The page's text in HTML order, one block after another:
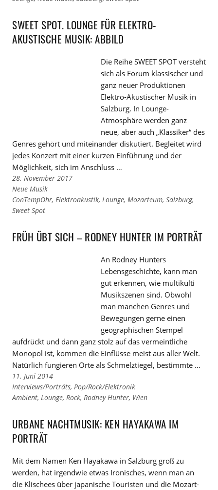
Kategorien
den
Tags
SWEET SPOT. LOUNGE FÜR ELEKTRO-
AKUSTISCHE MUSIK: ABBILD
Die Reihe SWEET SPOT versteht
sich als Forum klassischer und
ganz neuer Produktionen
Elektro-Akustischer Musik in
Salzburg. In Lounge-
Atmosphäre werden ganz
neue, aber auch „Klassiker“ des
Genres gehört und miteinander diskutiert. Begleitet wird
jedes Konzert mit einer kurzen Einführung und der
Möglichkeit, sich im Anschluss …
28. November 2017
Links
zu
den
Neue Musik
Links
zu
Tags
ConTempOhr, Elektroakustik, Lounge, Mozarteum, Salzburg,
Sweet Spot
FRÜH ÜBT SICH – RODNEY HUNTER IM PORTRÄT
An Rodney Hunters
Lebensgeschichte, kann man
gut erkennen, wie multikulti
Musikszenen sind. Obwohl
man manchen Genres und
Bewegungen gerne einen
geographischen Stempel
aufdrückt und dann ganz stolz auf das vermeintliche
Monopol ist, kommen die Einflüsse meist aus aller Welt.
Natürlich fungieren Orte als Schmelztiegel, bestimmte …
11. Juni 2014
Links
zu
Kategorien
Interviews/Porträts, Pop/Rock/Elektronik
Links
den
Tags
Ambient, Lounge, Rock, Rodney Hunter, Wien
URBANE NACHTMUSIK: KEN HAYAKAWA IM
PORTRÄT
Mit dem Namen Ken Hayakawa in Salzburg groß zu
werden, hat irgendwie etwas Ironisches, wenn man an
die Klischees über japanische Touristen und die Mozart-